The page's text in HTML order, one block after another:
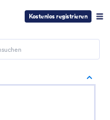
Kostenlos registrieren